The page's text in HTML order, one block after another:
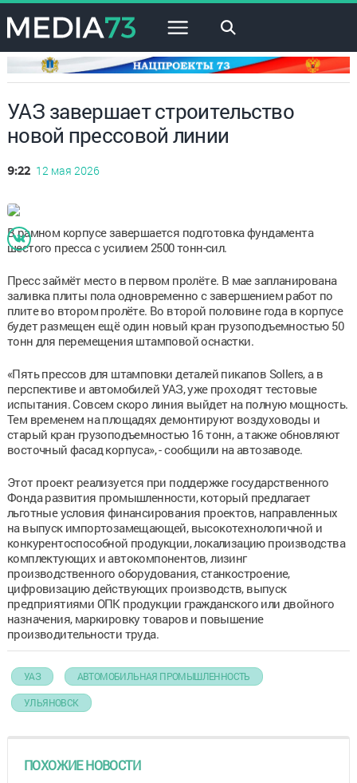
×
УАЗ завершает строительство
новой прессовой линии
9:22 12 мая 2026
В рамном корпусе завершается подготовка фундамента
шестого пресса с усилием 2500 тонн-сил.
Пресс займёт место в первом пролёте. В мае запланирована
заливка плиты пола одновременно с завершением работ по
плите во втором пролёте. Во второй половине года в корпусе
будет размещен ещё один новый кран грузоподъемностью 50
тонн для перемещения штамповой оснастки.
«Пять прессов для штамповки деталей пикапов Sollers, а в
перспективе и автомобилей УАЗ, уже проходят тестовые
испытания. Совсем скоро линия выйдет на полную мощность.
Тем временем на площадях демонтируют воздуховоды и
старый кран грузоподъемностью 16 тонн, а также обновляют
восточный фасад корпуса», - сообщили на автозаводе.
Этот проект реализуется при поддержке государственного
Фонда развития промышленности, который предлагает
льготные условия финансирования проектов, направленных
на выпуск импортозамещающей, высокотехнологичной и
конкурентоспособной продукции, локализацию производства
комплектующих и автокомпонентов, лизинг
производственного оборудования, станкостроение,
цифровизацию действующих производств, выпуск
предприятиями ОПК продукции гражданского или двойного
назначения, маркировку товаров и повышение
производительности труда.
УАЗ АВТОМОБИЛЬНАЯ ПРОМЫШЛЕННОСТЬ
УЛЬЯНОВСК
ПОХОЖИЕ НОВОСТИ